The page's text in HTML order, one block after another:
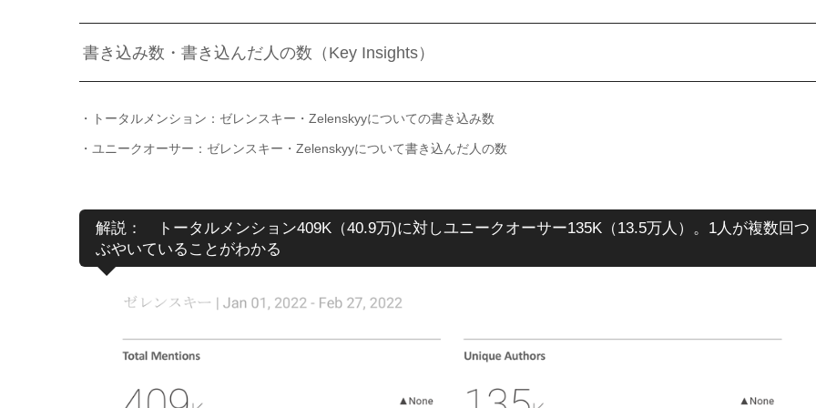
書き込み数・書き込んだ人の数（Key Insights）
・トータルメンション：ゼレンスキー・Zelenskyyについての書き込み数
・ユニークオーサー：ゼレンスキー・Zelenskyyについて書き込んだ人の数
解説： トータルメンション409K（40.9万)に対しユニークオーサー135K（13.5万人）。1人が複数回つ
ぶやいていることがわかる